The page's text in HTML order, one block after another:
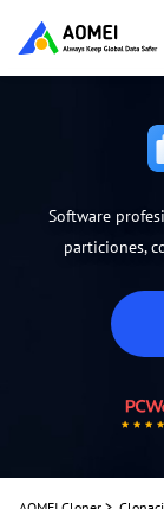
Software
particiones,